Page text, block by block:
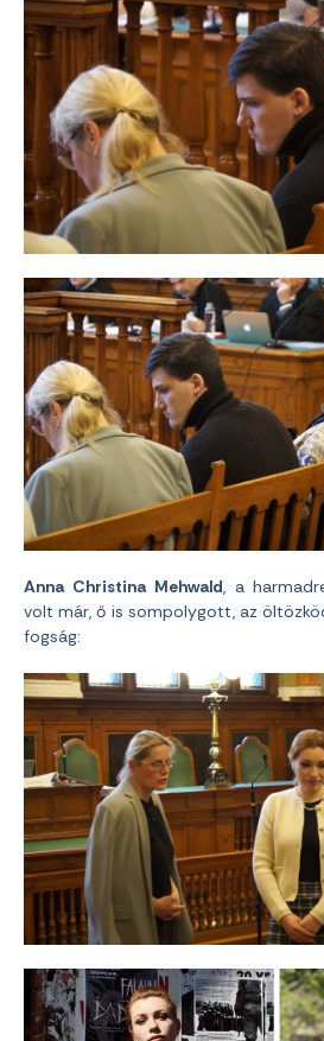
Anna Christina Mehwald , a
volt már, ő is sompolygott, az
fogság: